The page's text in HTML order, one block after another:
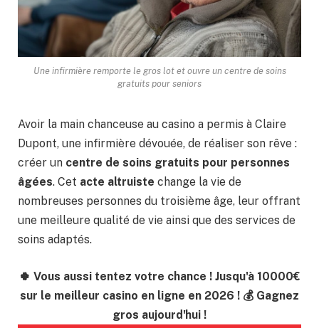
Une infirmière remporte le gros lot et ouvre un centre de soins
gratuits pour seniors
Avoir la main chanceuse au casino a permis à Claire
Dupont, une infirmière dévouée, de réaliser son rêve :
créer un centre de soins gratuits pour personnes
âgées. Cet acte altruiste change la vie de
nombreuses personnes du troisième âge, leur offrant
une meilleure qualité de vie ainsi que des services de
soins adaptés.
🍀 Vous aussi tentez votre chance ! Jusqu'à 10000€
sur le meilleur casino en ligne en 2026 ! 💰 Gagnez
gros aujourd'hui !